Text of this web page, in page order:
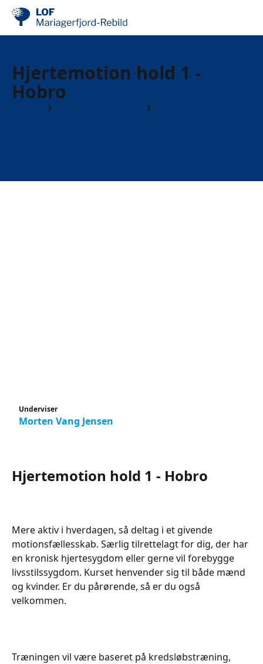
Hjertemotion hold 1 -
Hobro
Underviser
Morten Vang Jensen
Hjertemotion hold 1 - Hobro
Mere aktiv i hverdagen, så deltag i et givende
motionsfællesskab. Særlig tilrettelagt for dig, der har
en kronisk hjertesygdom eller gerne vil forebygge
livsstilssygdom. Kurset henvender sig til både mænd
og kvinder. Er du pårørende, så er du også
velkommen.
Træningen vil være baseret på kredsløbstræning,